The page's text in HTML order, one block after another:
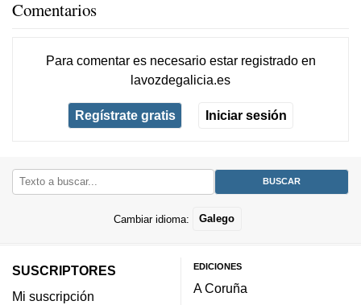
Comentarios
Para comentar es necesario estar registradoen
lavozdegalicia.es
Regístrate gratis Iniciar sesión
Cambiar idioma: Galego
SUSCRIPTORES
Mi suscripción
EDICIONES
A Coruña